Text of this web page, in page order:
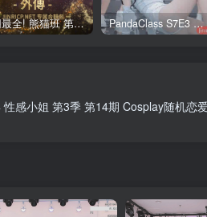
全网最全! 熊猫班 第6季 外传 SpinOff 全集 All in one 合集版 中英韩简繁字幕外挂版 PandaClass S7E3 熊猫班 第7季 第3期 二十一点日 中英韩简繁字幕
感小姐 第3季 第14期 Cosplay随机恋